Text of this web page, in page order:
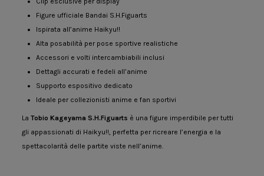
Figure ufficiale Bandai S.H.Figuarts
Ispirata all’anime Haikyu!!
Alta posabilità per pose sportive realistiche
Accessori e volti intercambiabili inclusi
Dettagli accurati e fedeli all’anime
Supporto espositivo dedicato
Ideale per collezionisti anime e fan sportivi
LaTobio Kageyama S.H.Figuarts è una figure imperdibile per tutti
gli appassionati di Haikyu!!, perfetta per ricreare l’energia e la
spettacolarità delle partite viste nell’anime.